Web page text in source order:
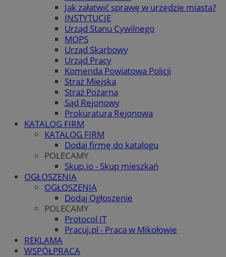
Jak załatwić sprawę w urzędzie miasta?
INSTYTUCJE
Urząd Stanu Cywilnego
MOPS
Urząd Skarbowy
Urząd Pracy
Komenda Powiatowa Policji
Straż Miejska
Straż Pożarna
Sąd Rejonowy
Prokuratura Rejonowa
KATALOG FIRM
KATALOG FIRM
Dodaj firmę do katalogu
POLECAMY
Skup.io - Skup mieszkań
OGŁOSZENIA
OGŁOSZENIA
Dodaj Ogłoszenie
POLECAMY
Protocol IT
Pracuj.pl - Praca w Mikołowie
REKLAMA
WSPÓŁPRACA